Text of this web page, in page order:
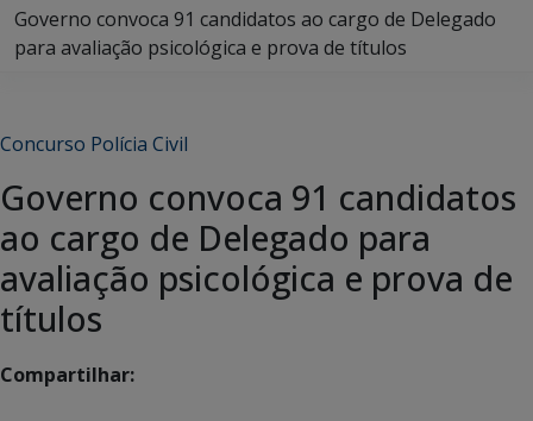
Governo convoca 91 candidatos ao cargo de Delegado
para avaliação psicológica e prova de títulos
Concurso Polícia Civil
Governo convoca 91 candidatos
ao cargo de Delegado para
avaliação psicológica e prova de
títulos
Compartilhar: